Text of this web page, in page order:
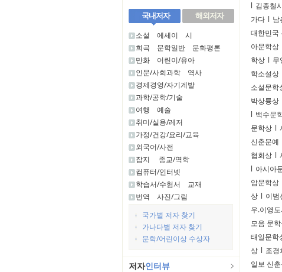
국내저자 해외저자
소설 에세이
시
희곡
문학일반
문화평론
만화
어린이/유아
인문/사회과학
역사
경제경영/자기계발
과학/공학/기술
여행
예술
취미/실용/레저
가정/건강/요리/교육
외국어/사전
잡지
종교/역학
컴퓨터/인터넷
학습서/수험서
교재
번역
사진/그림
국가별 저자 찾기
가나다별 저자 찾기
문학/어린이상 수상자
저자인터뷰
l 김종철
가다 l 남
대한민국
아문학상
학상 l 무
학소설상
소설문학
박상륭상
l 백수문
문학상 l
신춘문예
협회상 l
l 아시아
암문학상
상 l 이범
우.이영
모음 문
태일문학
상 l 조경
일보 신